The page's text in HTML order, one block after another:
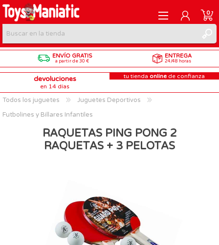
REGISTRARME
INICIAR SESIÓN
0
ENVÍO GRATIS
a partir de 30 €
ENTREGA
24/48 horas
devoluciones
en 14 días
tu tienda online de confianza
Todos los juguetes
Juguetes Deportivos
Futbolines y Billares Infantiles
RAQUETAS PING PONG 2
RAQUETAS + 3 PELOTAS